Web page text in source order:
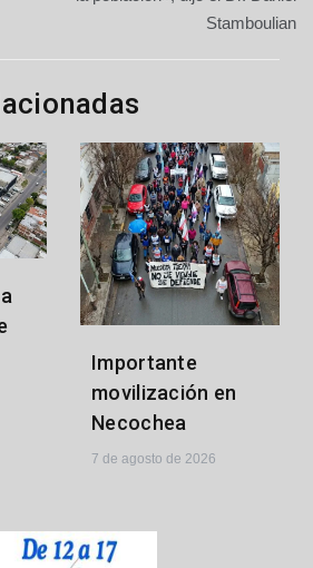
Stamboulian
Importante
movilización en
Necochea
7 de agosto de 2026